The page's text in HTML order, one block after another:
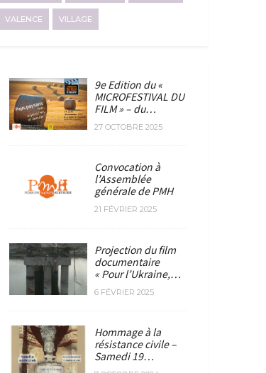
VALENCE VILLAGE
9e Edition du «
MICROFESTIVAL DU
FILM » – du…
27 OCTOBRE 2025
Convocation à
l’Assemblée
générale de PMH
21 FÉVRIER 2025
Projection du film
documentaire
« Pour l’Ukraine,…
6 FÉVRIER 2025
Hommage à la
résistance civile –
Samedi 19…